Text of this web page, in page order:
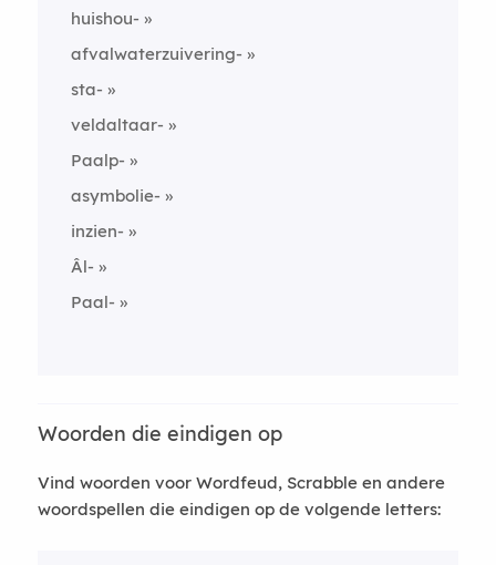
huishou-
afvalwaterzuivering-
sta-
veldaltaar-
Paalp-
asymbolie-
inzien-
Âl-
Paal-
Woorden die eindigen op
Vind woorden voor Wordfeud, Scrabble en andere
woordspellen die eindigen op de volgende letters: